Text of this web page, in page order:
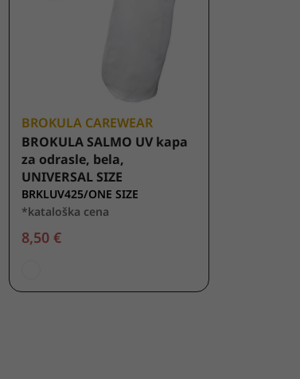
BROKULA CAREWEAR
BROKULA SALMO UV kapa
za odrasle, bela,
UNIVERSAL SIZE
BRKLUV425/ONE SIZE
*kataloška cena
8,50 €